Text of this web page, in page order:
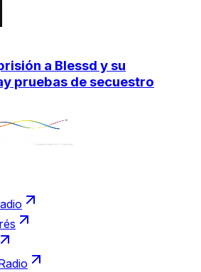
a Blessd y su
pruebas de secuestro